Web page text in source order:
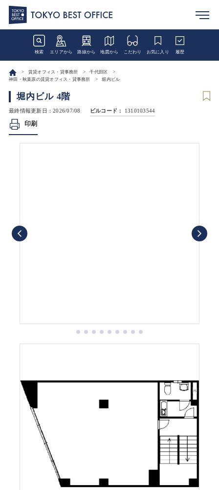
検索 エリアから 路線から 地図から こだわり お気に入り 履歴
賃貸オフィス・貸事務所
千代田区
神田・秋葉原の賃貸オフィス・貸事務所
堀内ビル
堀内ビル 4階
最終情報更新日：2026/07/08 ビルコード： 1310103544
印刷